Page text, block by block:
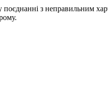
з неправильним